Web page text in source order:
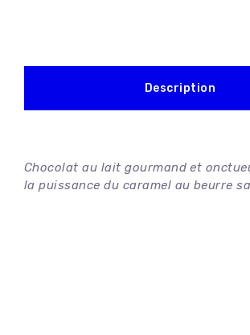
Description
Chocolat au lait gourmand et
la puissance du caramel au beurre